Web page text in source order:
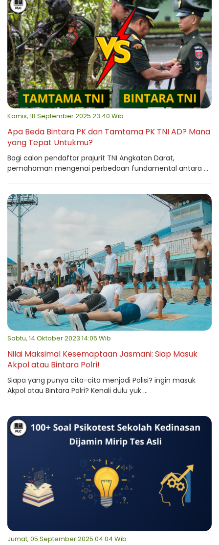
Kamis, 18 September 2025 23:40 Wib
Apa Beda Bintara PK dan Tamtama PK TNI AD? Mana
yang Tepat Untukmu?
Bagi calon pendaftar prajurit TNI Angkatan Darat,
pemahaman mengenai perbedaan fundamental antara ...
Sabtu, 14 Oktober 2023 14:05 Wib
Nilai Maksimal Kesemaptaan Jasmani: Siap Masuk
Akpol atau Bintara Polri!
Siapa yang punya cita-cita menjadi Polisi? ingin masuk
Akpol atau Bintara Polri? Kenali dulu yuk ...
Jumat, 05 September 2025 04:04 Wib